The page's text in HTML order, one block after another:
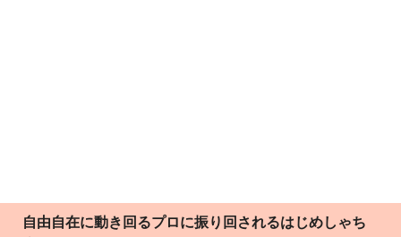
自由自在に動き回るプロに振り回されるはじめしゃち